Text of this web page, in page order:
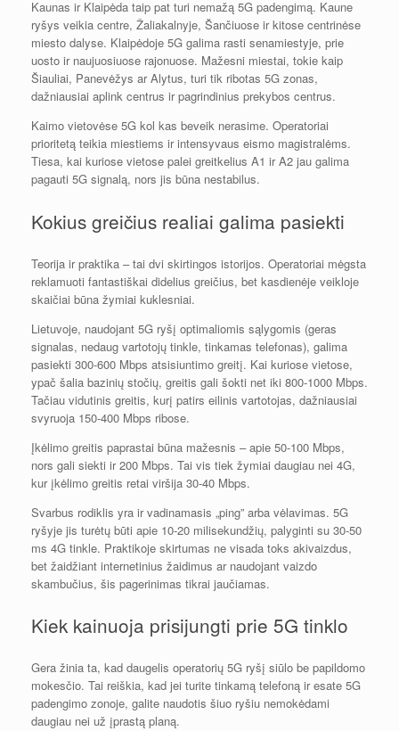
Kaunas ir Klaipėda taip pat turi nemažą 5G padengimą. Kaune
ryšys veikia centre, Žaliakalnyje, Šančiuose ir kitose centrinėse
miesto dalyse. Klaipėdoje 5G galima rasti senamiestyje, prie
uosto ir naujuosiuose rajonuose. Mažesni miestai, tokie kaip
Šiauliai, Panevėžys ar Alytus, turi tik ribotas 5G zonas,
dažniausiai aplink centrus ir pagrindinius prekybos centrus.
Kaimo vietovėse 5G kol kas beveik nerasime. Operatoriai
prioritetą teikia miestiems ir intensyvaus eismo magistralėms.
Tiesa, kai kuriose vietose palei greitkelius A1 ir A2 jau galima
pagauti 5G signalą, nors jis būna nestabilus.
Kokius greičius realiai galima pasiekti
Teorija ir praktika – tai dvi skirtingos istorijos. Operatoriai mėgsta
reklamuoti fantastiškai didelius greičius, bet kasdienėje veikloje
skaičiai būna žymiai kuklesniai.
Lietuvoje, naudojant 5G ryšį optimaliomis sąlygomis (geras
signalas, nedaug vartotojų tinkle, tinkamas telefonas), galima
pasiekti 300-600 Mbps atsisiuntimo greitį. Kai kuriose vietose,
ypač šalia bazinių stočių, greitis gali šokti net iki 800-1000 Mbps.
Tačiau vidutinis greitis, kurį patirs eilinis vartotojas, dažniausiai
svyruoja 150-400 Mbps ribose.
Įkėlimo greitis paprastai būna mažesnis – apie 50-100 Mbps,
nors gali siekti ir 200 Mbps. Tai vis tiek žymiai daugiau nei 4G,
kur įkėlimo greitis retai viršija 30-40 Mbps.
Svarbus rodiklis yra ir vadinamasis „ping” arba vėlavimas. 5G
ryšyje jis turėtų būti apie 10-20 milisekundžių, palyginti su 30-50
ms 4G tinkle. Praktikoje skirtumas ne visada toks akivaizdus,
bet žaidžiant internetinius žaidimus ar naudojant vaizdo
skambučius, šis pagerinimas tikrai jaučiamas.
Kiek kainuoja prisijungti prie 5G tinklo
Gera žinia ta, kad daugelis operatorių 5G ryšį siūlo be papildomo
mokesčio. Tai reiškia, kad jei turite tinkamą telefoną ir esate 5G
padengimo zonoje, galite naudotis šiuo ryšiu nemokėdami
daugiau nei už įprastą planą.